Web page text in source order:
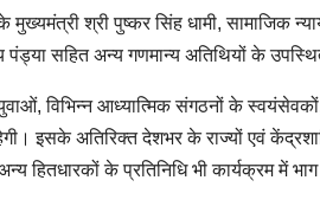
मुख्यमंत्री श्री पुष्कर सिंह धामी, सामाजिक
पंड्या सहित अन्य गणमान्य अतिथियों के
युवाओं, विभिन्न आध्यात्मिक संगठनों के
इसके अतिरिक्त देशभर के राज्यों एवं
हितधारकों के प्रतिनिधि भी कार्यक्रम में